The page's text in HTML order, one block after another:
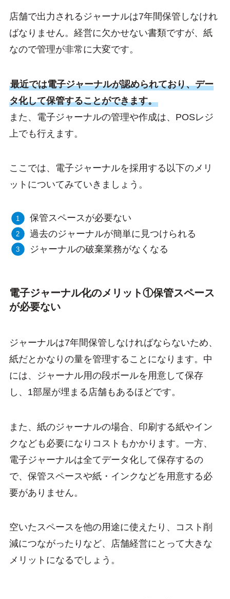
店舗で出力されるジャーナルは7年間保管しなけれ
ばなりません。経営に欠かせない書類ですが、紙
なので管理が非常に大変です。
最近では電子ジャーナルが認められており、デー
タ化して保管することができます。
また、電子ジャーナルの管理や作成は、POSレジ
上でも行えます。
ここでは、電子ジャーナルを採用する以下のメリ
ットについてみていきましょう。
保管スペースが必要ない
過去のジャーナルが簡単に見つけられる
ジャーナルの破棄業務がなくなる
電子ジャーナル化のメリット①保管スペース
が必要ない
ジャーナルは7年間保管しなければならないため、
紙だとかなりの量を管理することになります。中
には、ジャーナル用の段ボールを用意して保存
し、1部屋が埋まる店舗もあるほどです。
また、紙のジャーナルの場合、印刷する紙やイン
クなども必要になりコストもかかります。一方、
電子ジャーナルは全てデータ化して保存するの
で、保管スペースや紙・インクなどを用意する必
要がありません。
空いたスペースを他の用途に使えたり、コスト削
減につながったりなど、店舗経営にとって大きな
メリットになるでしょう。